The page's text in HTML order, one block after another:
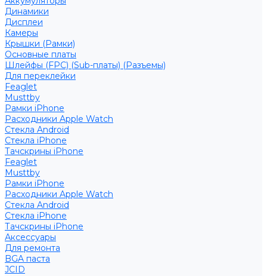
Динамики
Дисплеи
Камеры
Крышки (Рамки)
Основные платы
Шлейфы (FPC) (Sub-платы) (Разъемы)
Для переклейки
Feaglet
Musttby
Рамки iPhone
Расходники Apple Watch
Стекла Android
Стекла iPhone
Тачскрины iPhone
Feaglet
Musttby
Рамки iPhone
Расходники Apple Watch
Стекла Android
Стекла iPhone
Тачскрины iPhone
Аксессуары
Для ремонта
BGA паста
JCID